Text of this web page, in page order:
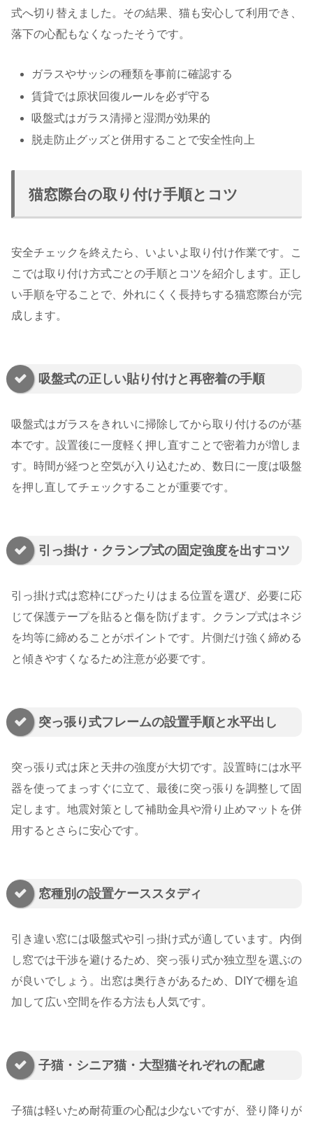
式へ切り替えました。その結果、猫も安心して利用でき、
落下の心配もなくなったそうです。
ガラスやサッシの種類を事前に確認する
賃貸では原状回復ルールを必ず守る
吸盤式はガラス清掃と湿潤が効果的
脱走防止グッズと併用することで安全性向上
猫窓際台の取り付け手順とコツ
安全チェックを終えたら、いよいよ取り付け作業です。こ
こでは取り付け方式ごとの手順とコツを紹介します。正し
い手順を守ることで、外れにくく長持ちする猫窓際台が完
成します。
吸盤式の正しい貼り付けと再密着の手順
吸盤式はガラスをきれいに掃除してから取り付けるのが基
本です。設置後に一度軽く押し直すことで密着力が増しま
す。時間が経つと空気が入り込むため、数日に一度は吸盤
を押し直してチェックすることが重要です。
引っ掛け・クランプ式の固定強度を出すコツ
引っ掛け式は窓枠にぴったりはまる位置を選び、必要に応
じて保護テープを貼ると傷を防げます。クランプ式はネジ
を均等に締めることがポイントです。片側だけ強く締める
と傾きやすくなるため注意が必要です。
突っ張り式フレームの設置手順と水平出し
突っ張り式は床と天井の強度が大切です。設置時には水平
器を使ってまっすぐに立て、最後に突っ張りを調整して固
定します。地震対策として補助金具や滑り止めマットを併
用するとさらに安心です。
窓種別の設置ケーススタディ
引き違い窓には吸盤式や引っ掛け式が適しています。内倒
し窓では干渉を避けるため、突っ張り式か独立型を選ぶの
が良いでしょう。出窓は奥行きがあるため、DIYで棚を追
加して広い空間を作る方法も人気です。
子猫・シニア猫・大型猫それぞれの配慮
子猫は軽いため耐荷重の心配は少ないですが、登り降りが